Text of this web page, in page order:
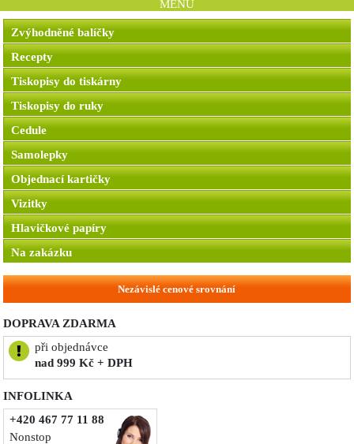
MENU
Zvýhodněné balíčky
Recepty
Tiskopisy do tiskárny
Tiskopisy do ruky
Cedule
Samolepky
Objednací kartičky
Vizitky
Hlavičkové papíry
Na zakázku
Nezávislé cenové srovnání
DOPRAVA ZDARMA
při objednávce
nad 999 Kč + DPH
INFOLINKA
+420 467 77 11 88
Nonstop